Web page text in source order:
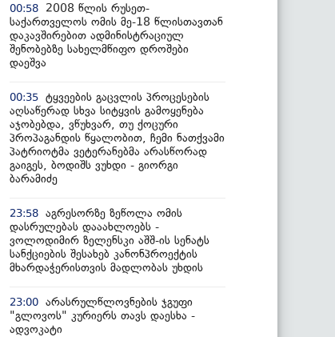
00:58
2008 წლის რუსეთ-
საქართველოს ომის მე-18 წლისთავთან
დაკავშირებით ადმინისტრაციულ
შენობებზე სახელმწიფო დროშები
დაეშვა
00:35 ტყვეების გაცვლის პროცესების
აღსაწერად სხვა სიტყვის გამოყენება
აჯობებდა, ვწუხვარ, თუ ქოცური
პროპაგანდის წყალობით, ჩემი ნათქვამი
პატრიოტმა ვეტერანებმა არასწორად
გაიგეს, ბოდიშს ვუხდი - გიორგი
ბარამიძე
23:58 აგრესორზე ზეწოლა ომის
დასრულებას დააახლოებს -
ვოლოდიმირ ზელენსკი აშშ-ის სენატს
სანქციების შესახებ კანონპროექტის
მხარდაჭერისთვის მადლობას უხდის
23:00 არასრულწლოვნების ჯგუფი
"გლოვოს" კურიერს თავს დაესხა -
ადვოკატი